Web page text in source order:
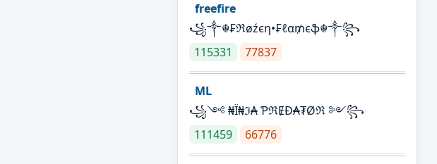
freefire
꧁༒☬₣ℜøźєη•₣ℓα₥єֆ☬༒꧂
115331
77837
ML
꧁༺ ₦Ї₦ℑ₳ ƤℜɆĐ₳₮Øℜ ༻꧂
111459
66776